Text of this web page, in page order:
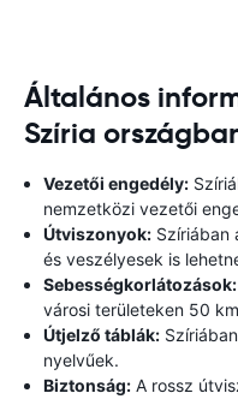
Általános
Szíria
Vezetői engedély:
nemzetközi vezetői
Útviszonyok: Szíriában
és veszélyesek is
Sebességkorlátozások:
városi területeken 50
Útjelző táblák:
nyelvűek.
Biztonság: A rossz